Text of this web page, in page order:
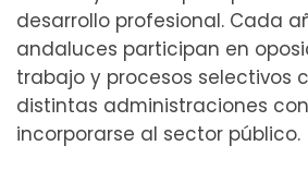
desarrollo profesional. Cada
andaluces participan en
trabajo y procesos selectivos
distintas administraciones
incorporarse al sector público.